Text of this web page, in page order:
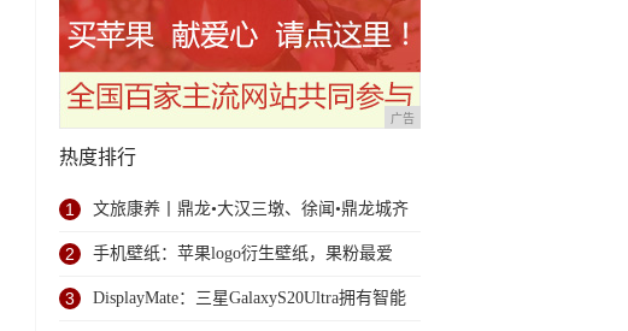
广告
热度排行
1 文旅康养丨鼎龙•大汉三墩、徐闻•鼎龙城齐
齐亮相徐闻
2 手机壁纸：苹果logo衍生壁纸，果粉最爱
3 DisplayMate：三星GalaxyS20Ultra拥有智能